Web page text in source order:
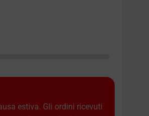
estiva. Gli ordini ricevuti